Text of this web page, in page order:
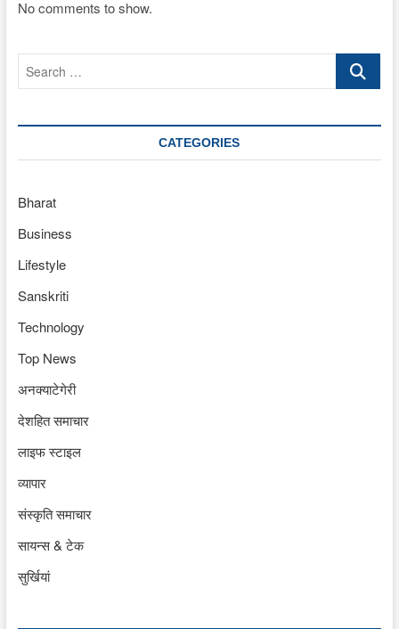
No comments to show.
Search
CATEGORIES
Bharat
Business
Lifestyle
Sanskriti
Technology
Top News
अनक्याटेगेरी
देशहित समाचार
लाइफ स्टाइल
व्यापार
संस्कृति समाचार
सायन्स & टेक
सुर्खियां